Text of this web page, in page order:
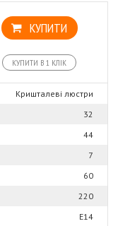
КУПИТИ
КУПИТИ В 1 КЛІК
Кришталеві люстри
32
44
7
60
220
Е14